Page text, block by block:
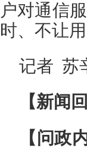
户对通信
时、不让
记者 苏
【新闻
【问政